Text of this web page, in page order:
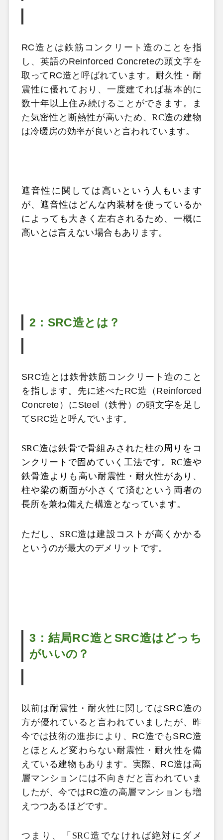
RC造とは鉄筋コンクリート造のことを指
し、英語のReinforced Concreteの頭文字を
取ってRC造と呼ばれています。 耐久性・耐
震性に優れており、一度建てれば基本的に
数十年以上住み続けることができます。ま
た気密性と断熱性が高いため、RC造の建物
は冷暖房の効率が良いと言われています。
遮音性に関しては高いという人もいます
が、遮音性はどんな内装材を使っているか
によっても大きく左右されるため、一概に
高いとは言えない場合もあります。
2：SRC造とは？
SRC造とは鉄骨鉄筋コンクリート造のこと
を指します。先に述べたRC造（Reinforced
Concrete）にSteel（鉄骨）の頭文字を足し
てSRC造と呼んでいます。
SRC造は鉄骨で骨組みされた柱の周りをコ
ンクリートで固めていく工法です。RC造や
鉄骨造よりも高い耐震性・耐火性があり、
柱や梁の断面が小さくて済むという両者の
長所を兼ね備えた構造となっています。
ただし、SRC造は建設コストが高くかかる
というのが最大のデメリットです。
3：結局RC造とSRC造はどっち
がいいの？
以前は耐震性・耐火性に関してはSRC造の
方が優れていると言われていましたが、昨
今では技術の進歩により、RC造でもSRC造
とほとんど変わらない耐震性・耐火性を備
えている建物もあります。実際、RC造は高
層マンションには不向きだと言われていま
したが、今ではRC造の高層マンションも増
えつつあるほどです。
つまり、「SRC造でなければ絶対にダメ